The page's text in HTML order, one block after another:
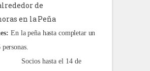
de
en laPeña
En la peña hasta completar un
.
Socios hasta el 14 de